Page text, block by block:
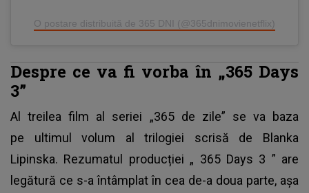
O postare distribuită de 365 DNI (@365dnimovienetflix)
Despre ce va fi vorba în „365 Days
3”
Al treilea film al seriei „365 de zile” se va baza
pe ultimul volum al trilogiei scrisă de Blanka
Lipinska. Rezumatul producției „ 365 Days 3 ” are
legătură ce s-a întâmplat în cea de-a doua parte, așa